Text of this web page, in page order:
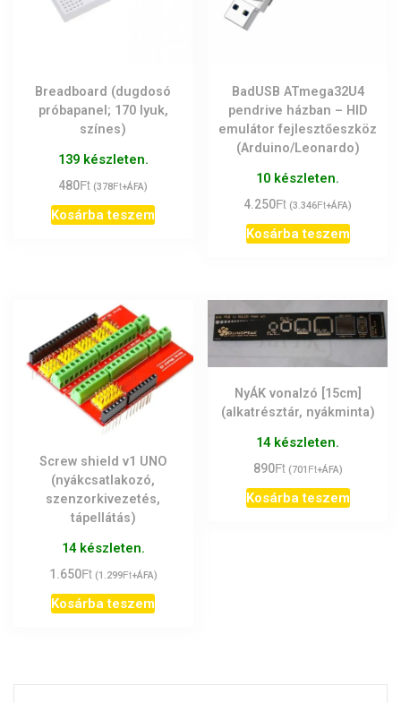
Breadboard (dugdosó
próbapanel; 170 lyuk,
színes)
139 készleten.
480Ft (378Ft+ÁFA)
Kosárba teszem
BadUSB ATmega32U4
pendrive házban – HID
emulátor fejlesztőeszköz
(Arduino/Leonardo)
10 készleten.
4.250Ft (3.346Ft+ÁFA)
Kosárba teszem
Screw shield v1 UNO
(nyákcsatlakozó,
szenzorkivezetés,
tápellátás)
14 készleten.
1.650Ft (1.299Ft+ÁFA)
Kosárba teszem
NyÁK vonalzó [15cm]
(alkatrésztár, nyákminta)
14 készleten.
890Ft (701 Ft+ÁFA)
Kosárba teszem